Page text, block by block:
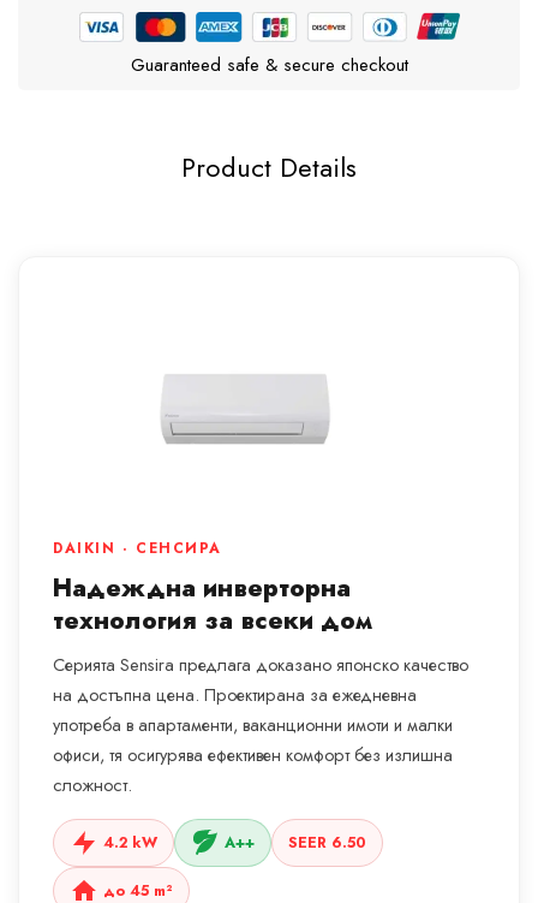
Guaranteed safe & secure checkout
Product Details
DAIKIN · СЕНСИРА
Надеждна инверторна
технология за всеки дом
Серията Sensira предлага доказано японско качество
на достъпна цена. Проектирана за ежедневна
употреба в апартаменти, ваканционни имоти и малки
офиси, тя осигурява ефективен комфорт без излишна
сложност.
4.2 kW A++ SEER 6.50
до 45 m²